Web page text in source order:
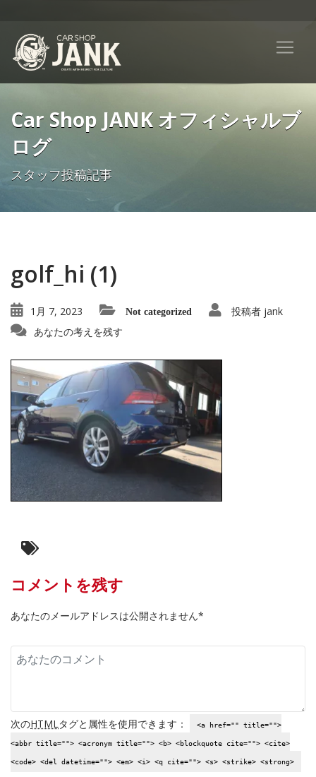
Car Shop JANK オフィシャルブ
ログ
スタッフ投稿記事
golf_hi (1)
1月 7, 2023 Not categorized 投稿者 jank
あなたの考えを残す
コメントを残す
あなたのメールアドレスは公開されません*
次のHTML タグと属性を使用できます： <a href="" title="">
<abbr title=""> <acronym title=""> <b> <blockquote cite=""> <cite>
<code> <del datetime=""> <em> <i> <q cite=""> <s> <strike> <strong>